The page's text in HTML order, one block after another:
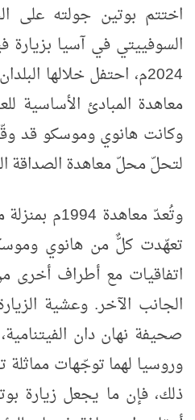
اختتم بوتين جولته على
2024م، احتفل خلالها
معاهدة المبادئ الأساسية
لتحلّ محلّ معاهدة الصداقة
وتُعدّ معاهدة
تعهّدت كلٌّ من هانوي
اتفاقيات مع أطراف أخرى
الجانب الآخر. وعشية
صحيفة نهان دان
وروسيا لهما توجّهات مماثلة
ذلك، فإن ما يجعل زيارة